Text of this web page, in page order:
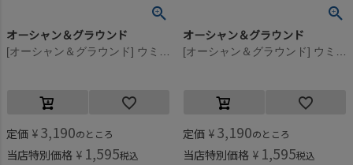
オーシャン＆グラウンド
定価 ¥ 3,190のところ
当店特別価格 ¥ 1,595税込
オーシャン＆グラウンド
定価 ¥ 3,190のところ
当店特別価格 ¥ 1,595税込